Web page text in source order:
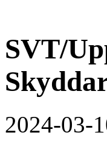
SVT/
2024-03-